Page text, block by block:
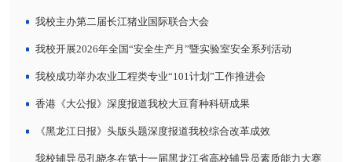
我校主办第二届长江猪业国际联合大会
我校开展2026年全国“安全生产月”暨实验室安全系列活动
我校成功举办农业工程类专业“101计划”工作推进会
香港《大公报》深度报道我校大豆育种科研成果
《黑龙江日报》头版头题深度报道我校综合改革成效
我校辅导员孔晓冬在第十一届黑龙江省高校辅导员素质能力大赛